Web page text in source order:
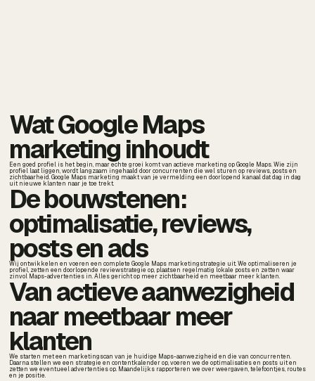
Wat Google Maps
marketing inhoudt
Een goed profiel is het begin, maar echte groei komt van actieve marketing op Google Maps. Wie zijn
profiel laat liggen, wordt langzaam ingehaald door concurrenten die wel sturen op reviews, posts en
zichtbaarheid. Google Maps marketing maakt van je vermelding een doorlopend kanaal dat dag in dag
uit nieuwe klanten naar je toe trekt.
De bouwstenen:
optimalisatie, reviews,
posts en ads
Wij ontwikkelen en voeren een complete Google Maps marketingstrategie uit. We optimaliseren je
profiel, zetten een doorlopende reviewstrategie op, plaatsen regelmatig lokale posts en zetten waar
zinvol Maps-advertenties in. Alles gericht op meer zichtbaarheid en meetbaar meer klanten.
Van actieve aanwezigheid
naar meetbaar meer
klanten
We starten met een marketingscan van je huidige Maps-aanwezigheid en die van concurrenten.
Daarna stellen we een strategie en contentkalender op, voeren we de optimalisaties en posts uit en
zetten we eventueel advertenties op. Maandelijks rapporteren we over weergaven, telefoontjes, routes
en je positie.